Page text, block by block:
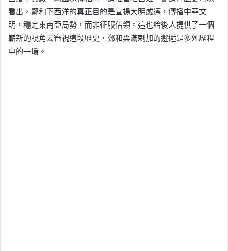
看出，鄭和下西洋的真正目的是宣揚大明威德，傳播中華文
明，穩定東南亞局勢，而非征服佔領。這也給後人提供了一個
嶄新的視角去審視這段歷史，鄭和與滿剌加的邂逅是多舛歷程
中的一環。